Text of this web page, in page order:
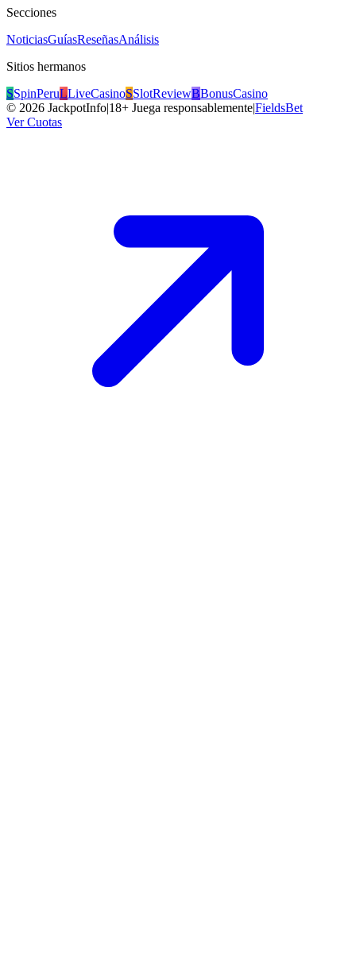
Secciones
NoticiasGuíasReseñasAnálisis
Sitios hermanos
SSpinPeruLLiveCasinoSSlotReviewBBonusCasino
© 2026 JackpotInfo|18+ Juega responsablemente|FieldsBet
Ver Cuotas